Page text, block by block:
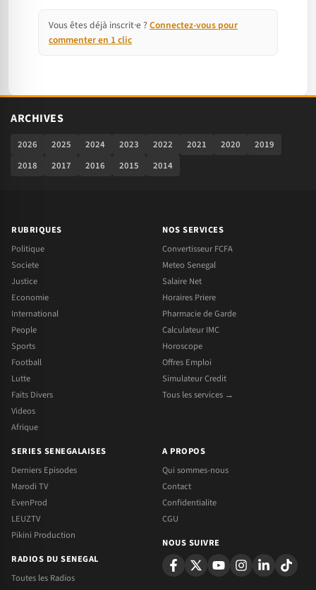
Vous êtes déjà inscrit·e ? Connectez-vous pour
commenter en 1 clic
ARCHIVES
2026 2025 2024 2023 2022 2021 2020
2019
2018
2017 2016 2015 2014
RUBRIQUES
Politique
Societe
Justice
Economie
International
People
Sports
Football
Lutte
Faits Divers
Videos
Afrique
NOS SERVICES
Convertisseur FCFA
Meteo Senegal
Salaire Net
Horaires Priere
Pharmacie de Garde
Calculateur IMC
Horoscope
Offres Emploi
Simulateur Credit
Tous les services →
SERIES SENEGALAISES
Derniers Episodes
Marodi TV
EvenProd
LEUZTV
Pikini Production
RADIOS DU SENEGAL
Toutes les Radios
A PROPOS
Qui sommes-nous
Contact
Confidentialite
CGU
NOUS SUIVRE